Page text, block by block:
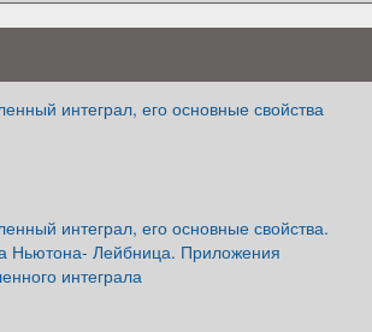
интеграл, его основные свойства
интеграл, его основные свойства.
Ньютона- Лейбница. Приложения
интеграла